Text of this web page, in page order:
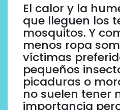
El calor y la
que lleguen los
mosquitos. Y
menos ropa
víctimas
pequeños
picaduras o
no suelen tener
importancia